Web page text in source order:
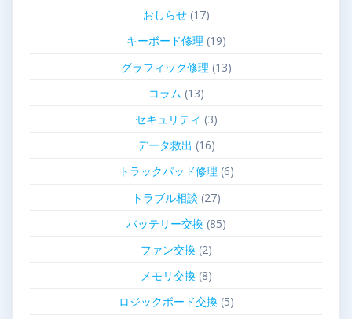
おしらせ(17)
キーボード修理 (19)
グラフィック修理 (13)
コラム (13)
セキュリティ (3)
データ救出 (16)
トラックパッド修理 (6)
トラブル相談 (27)
バッテリー交換(85)
ファン交換(2)
メモリ交換(8)
ロジックボード交換(5)